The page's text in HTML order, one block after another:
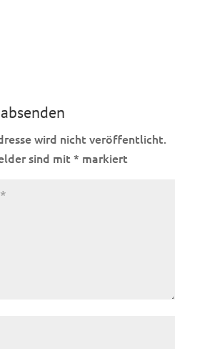
wird nicht veröffentlicht.
sind mit* markiert